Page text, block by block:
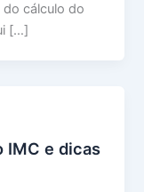
do cálculo do
[…]
IMC e dicas